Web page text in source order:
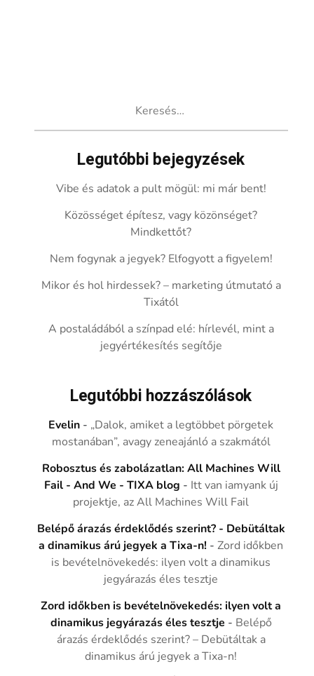
Legutóbbi bejegyzések
Vibe és adatok a pult mögül: mi már bent!
Közösséget építesz, vagy közönséget?
Mindkettőt?
Nem fogynak a jegyek? Elfogyott a figyelem!
Mikor és hol hirdessek? – marketing útmutató a
Tixától
A postaládából a színpad elé: hírlevél, mint a
jegyértékesítés segítője
Legutóbbi hozzászólások
Evelin - „Dalok, amiket a legtöbbet pörgetek
mostanában”, avagy zeneajánló a szakmától
Robosztus és zabolázatlan: All Machines Will
Fail - And We - TIXA blog - Itt van iamyank új
projektje, az All Machines Will Fail
Belépő árazás érdeklődés szerint? - Debütáltak
a dinamikus árú jegyek a Tixa-n! -Zord időkben
is bevételnövekedés: ilyen volt a dinamikus
jegyárazás éles tesztje
Zord időkben is bevételnövekedés: ilyen volt a
dinamikus jegyárazás éles tesztje - Belépő
árazás érdeklődés szerint? – Debütáltak a
dinamikus árú jegyek a Tixa-n!